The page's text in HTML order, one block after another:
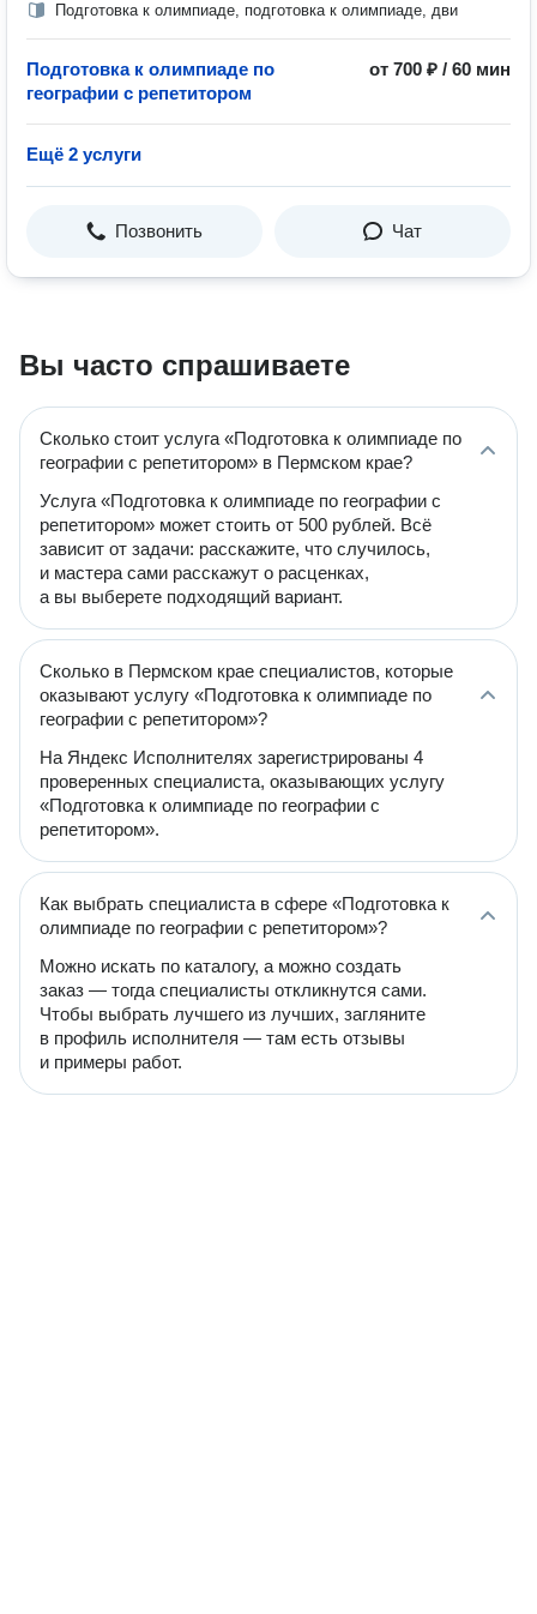
Подготовка к олимпиаде, подготовка к олимпиаде, дви
Подготовка к олимпиаде по
географии с репетитором
от 700 ₽ / 60 мин
Ещё 2 услуги
Позвонить Чат
Вы часто спрашиваете
Сколько стоит услуга «Подготовка к олимпиаде по
географии с репетитором» в Пермском крае?
Услуга «Подготовка к олимпиаде по географии с
репетитором» может стоить от 500 рублей. Всё
зависит от задачи: расскажите, что случилось,
и мастера сами расскажут о расценках,
а вы выберете подходящий вариант.
Сколько в Пермском крае специалистов, которые
оказывают услугу «Подготовка к олимпиаде по
географии с репетитором»?
На Яндекс Исполнителях зарегистрированы 4
проверенных специалиста, оказывающих услугу
«Подготовка к олимпиаде по географии с
репетитором».
Как выбрать специалиста в сфере «Подготовка к
олимпиаде по географии с репетитором»?
Можно искать по каталогу, а можно создать
заказ — тогда специалисты откликнутся сами.
Чтобы выбрать лучшего из лучших, загляните
в профиль исполнителя — там есть отзывы
и примеры работ.